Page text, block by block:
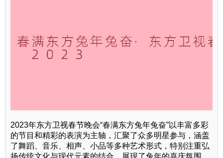
2023年东方卫视春节晚会“春满东方兔年兔奋”以丰富多彩
的节目和精彩的表演为主轴，汇聚了众多明星参与，涵盖
了舞蹈、音乐、相声、小品等多种艺术形式，特别注重弘
扬传统文化与现代元素的结合，展现了兔年的喜庆氛围，